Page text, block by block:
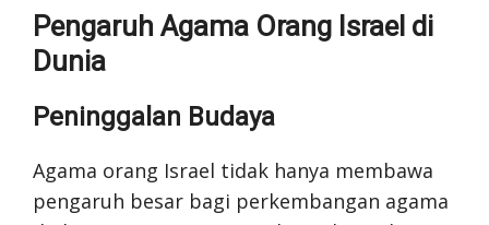
Pengaruh Agama Orang Israel di
Dunia
Peninggalan Budaya
Agama orang Israel tidak hanya membawa
pengaruh besar bagi perkembangan agama